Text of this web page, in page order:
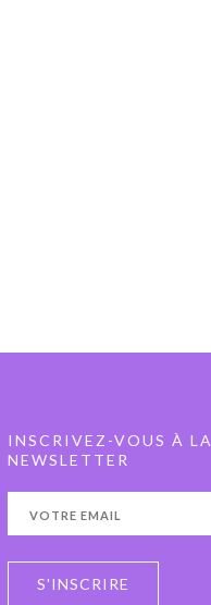
INSCRIVEZ-VOUS À LA
NEWSLETTER